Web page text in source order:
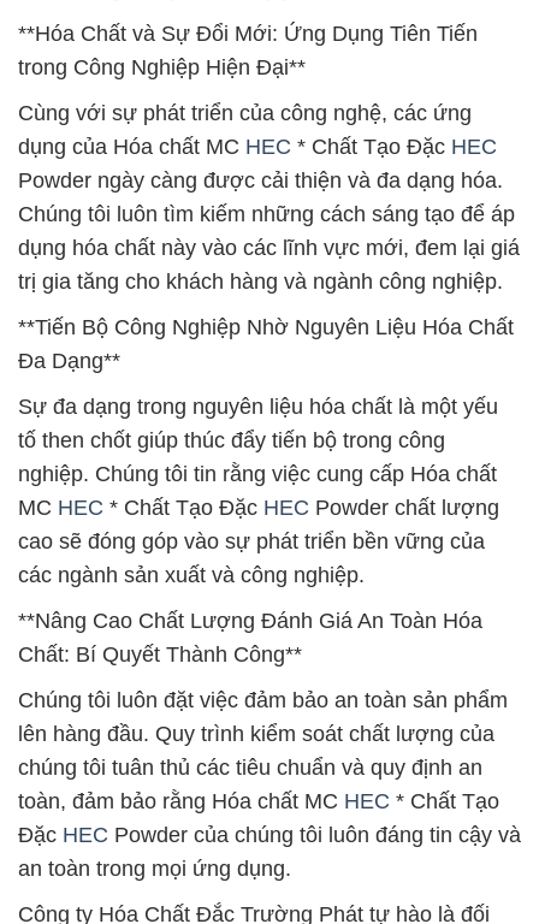
**Hóa Chất và Sự Đổi Mới: Ứng Dụng Tiên Tiến
trong Công Nghiệp Hiện Đại**
Cùng với sự phát triển của công nghệ, các ứng
dụng của Hóa chất MC HEC * Chất Tạo Đặc HEC
Powder ngày càng được cải thiện và đa dạng hóa.
Chúng tôi luôn tìm kiếm những cách sáng tạo để áp
dụng hóa chất này vào các lĩnh vực mới, đem lại giá
trị gia tăng cho khách hàng và ngành công nghiệp.
**Tiến Bộ Công Nghiệp Nhờ Nguyên Liệu Hóa Chất
Đa Dạng**
Sự đa dạng trong nguyên liệu hóa chất là một yếu
tố then chốt giúp thúc đẩy tiến bộ trong công
nghiệp. Chúng tôi tin rằng việc cung cấp Hóa chất
MC HEC * Chất Tạo Đặc HEC Powder chất lượng
cao sẽ đóng góp vào sự phát triển bền vững của
các ngành sản xuất và công nghiệp.
**Nâng Cao Chất Lượng Đánh Giá An Toàn Hóa
Chất: Bí Quyết Thành Công**
Chúng tôi luôn đặt việc đảm bảo an toàn sản phẩm
lên hàng đầu. Quy trình kiểm soát chất lượng của
chúng tôi tuân thủ các tiêu chuẩn và quy định an
toàn, đảm bảo rằng Hóa chất MC HEC * Chất Tạo
Đặc HEC Powder của chúng tôi luôn đáng tin cậy và
an toàn trong mọi ứng dụng.
Công ty Hóa Chất Đắc Trường Phát tự hào là đối